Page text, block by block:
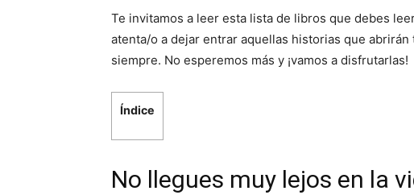
Te invitamos a leer esta lista de libros que debes
atenta/o a dejar entrar aquellas historias que
siempre. No esperemos más y ¡vamos a disfrutarlas!
Índice
No llegues muy lejos en la